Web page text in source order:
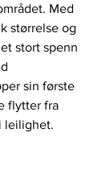
Med
størrelse og
stort spenn
sin første
flytter fra
leilighet.